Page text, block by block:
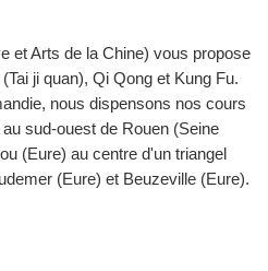
et Arts de la Chine) vous propose
ji quan), Qi Qong et Kung Fu.
nous dispensons nos cours
sud-ouest de Rouen (Seine
(Eure) au centre d'un triangel
(Eure) et Beuzeville (Eure).